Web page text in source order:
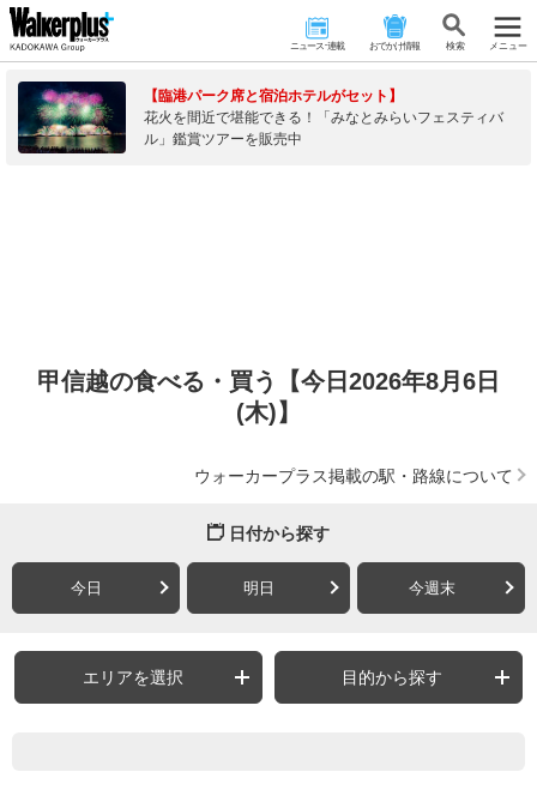
ニュース･連載 おでかけ情報 検 索 メニュー
【臨港パーク席と宿泊ホテルがセット】
花火を間近で堪能できる！「みなとみらいフェスティバ
ル」鑑賞ツアーを販売中
甲信越の食べる・買う【今日2026年8月6日
(木)】
ウォーカープラス掲載の駅・路線について
日付から探す
今日 明日 今週末
エリアを選択 目的から探す